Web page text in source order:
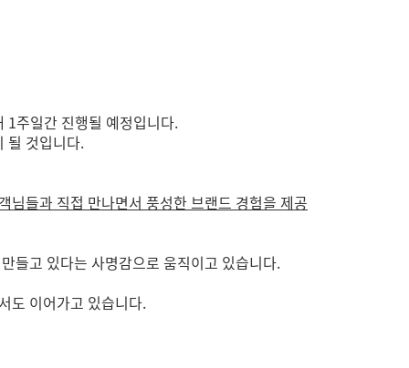
1주일간 진행될 예정입니다.
될 것입니다.
님들과 직접 만나면서 풍성한 브랜드 경험을 제공
들고 있다는 사명감으로 움직이고 있습니다.
도 이어가고 있습니다.